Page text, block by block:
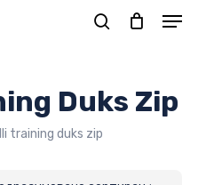
Duks Zip
training duks zip